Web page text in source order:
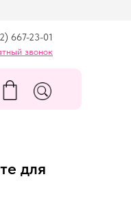
667-23-01
звонок
для